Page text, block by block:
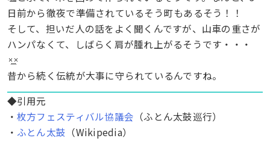
日前から徹夜で準備されているそう町もあるそう！！
そして、担いだ人の話をよく聞くんですが、山車の重さが
ハンパなくて、しばらく肩が腫れ上がるそうです・・・
昔から続く伝統が大事に守られているんですね。
◆引用元
・ 枚方フェスティバル協議会 （ふとん太鼓巡行）
・ ふとん太鼓 （Wikipedia）